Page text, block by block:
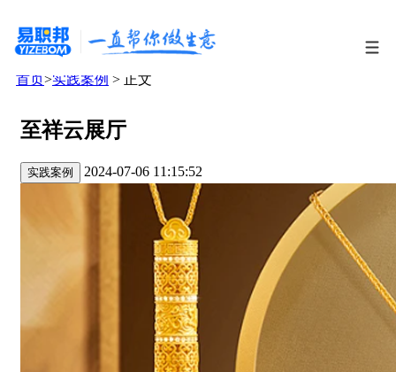
首页>实践案例 > 正文
至祥云展厅
实践案例 2024-07-06 11:15:52